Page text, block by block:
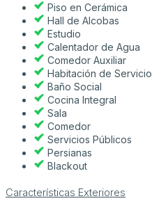
Piso en Cerámica
Hall de Alcobas
Estudio
Calentador de Agua
Comedor Auxiliar
Habitación de Servicio
Baño Social
Cocina Integral
Sala
Comedor
Servicios Públicos
Persianas
Blackout
Características Exteriores